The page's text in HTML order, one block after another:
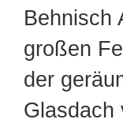
Behnisch
großen
der
Glasdach